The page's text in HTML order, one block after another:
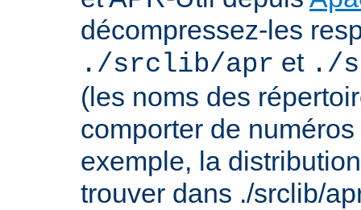
décompressez-les
./srclib/apr et ./
(les noms des
comporter de
exemple, la
trouver dans ./srclib/